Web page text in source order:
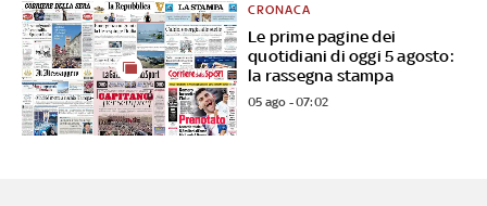
Le prime pagine dei
quotidiani di oggi 5 agosto:
la rassegna stampa
CRONACA
05 ago - 07:02